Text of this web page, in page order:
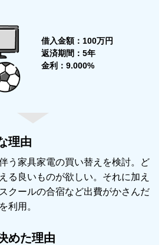
借入金額： 100万円
返済期間： 5年
金利： 9.000%
理由
う家具家電の買い替えを検討。ど
る良いものが欲しい。それに加え
クールの合宿など出費がかさんだ
利用。
めた理由